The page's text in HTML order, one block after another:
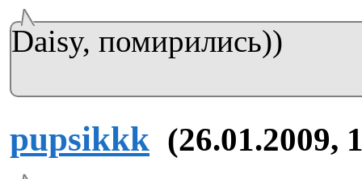
Daisy, помирились))
pupsikkk (26.01.2009,